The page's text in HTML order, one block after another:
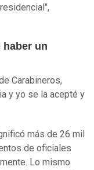
haber un
Carabineros,
y yo se la acepté y
más de 26 mil
de oficiales
Lo mismo